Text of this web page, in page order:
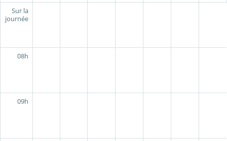
Sur la
journée
08h
09h